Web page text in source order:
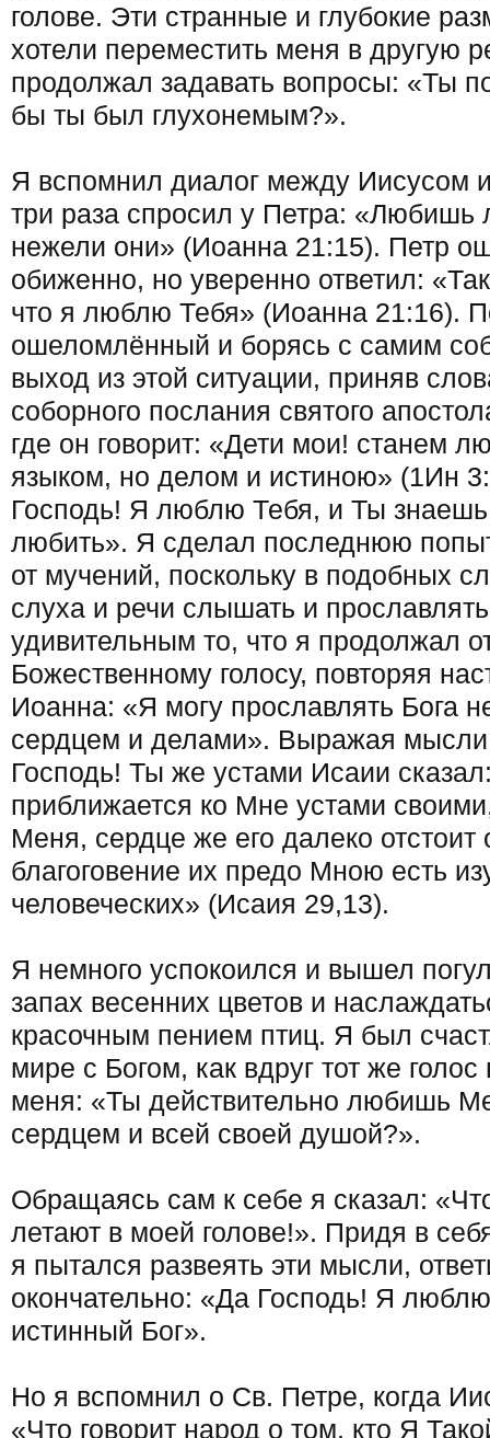
голове. Эти странные и глубокие
хотели переместить меня в другую
продолжал задавать вопросы: «Ты
бы ты был глухонемым?».
Я вспомнил диалог между Иисусом
три раза спросил у Петра:
нежели они» (Иоанна 21:15). Петр
обиженно, но уверенно ответил:
что я люблю Тебя» (Иоанна 21:16).
ошеломлённый и борясь с самим
выход из этой ситуации, приняв
соборного послания святого
где он говорит: «Дети мои! станем
языком, но делом и истиною» (1Ин
Господь! Я люблю Тебя, и Ты
любить». Я сделал последнюю
от мучений, поскольку в подобных
слуха и речи слышать и
удивительным то, что я продолжал
Божественному голосу, повторяя
Иоанна: «Я могу прославлять Бога
сердцем и делами». Выражая мысли
Господь! Ты же устами Исаии
приближается ко Мне устами
Меня, сердце же его далеко отстоит
благоговение их предо Мною есть
человеческих» (Исаия 29,13).
Я немного успокоился и вышел
запах весенних цветов и
красочным пением птиц. Я был
мире с Богом, как вдруг тот же
меня: «Ты действительно любишь
сердцем и всей своей душой?».
Обращаясь сам к себе я сказал:
летают в моей голове!». Придя в
я пытался развеять эти мысли,
окончательно: «Да Господь! Я
истинный Бог».
Но я вспомнил о Св. Петре, когда
«Что говорит народ о том, кто Я